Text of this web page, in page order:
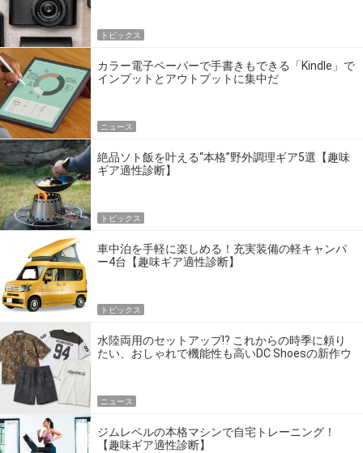
トピックス
カラー電子ペーパーで手書きもできる「Kindle」で
インプットとアウトプットに集中だ
ニュース
絶品ソト飯を叶える“本格”野外調理ギア5選【趣味
ギア適性診断】
トピックス
車中泊を手軽に楽しめる！充実装備の軽キャンパ
ー4台【趣味ギア適性診断】
トピックス
水陸両用のセットアップ!? これからの時季に頼り
たい、おしゃれで機能性も高いDC Shoesの新作ウ
ニュース
ジムレベルの本格マシンで自宅トレーニング！
【趣味ギア適性診断】